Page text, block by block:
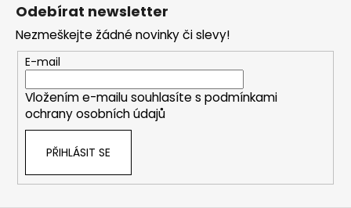
Odebírat newsletter
Nezmeškejte žádné novinky či slevy!
E-mail
Vložením e-mailu souhlasíte s podmínkami
ochrany osobních údajů
PŘIHLÁSIT SE